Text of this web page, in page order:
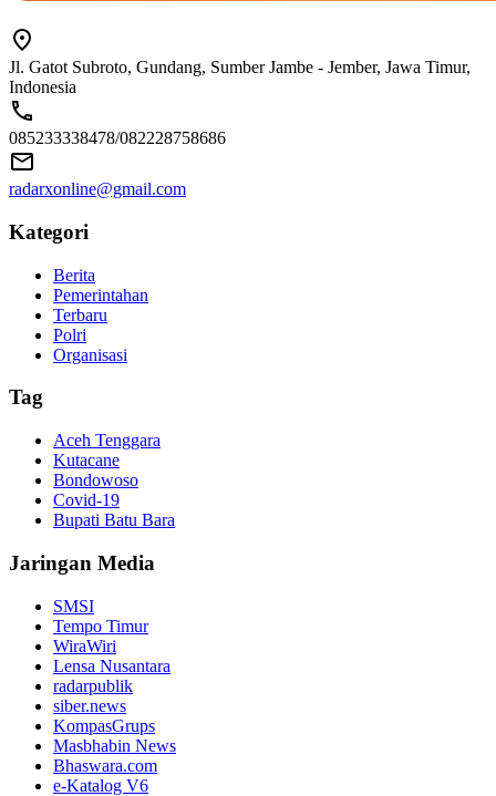
Jl. Gatot Subroto, Gundang, Sumber Jambe - Jember, Jawa Timur,
Indonesia
085233338478/082228758686
radarxonline@gmail.com
Kategori
Berita
Pemerintahan
Terbaru
Polri
Organisasi
Tag
Aceh Tenggara
Kutacane
Bondowoso
Covid-19
Bupati Batu Bara
Jaringan Media
SMSI
Tempo Timur
WiraWiri
Lensa Nusantara
radarpublik
siber.news
KompasGrups
Masbhabin News
Bhaswara.com
e-Katalog V6